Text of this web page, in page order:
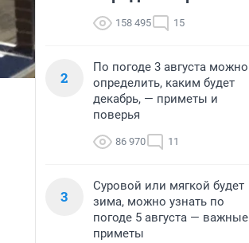
158 495 15
2
По погоде 3 августа можно
определить, каким будет
декабрь, — приметы и
поверья
86 970 11
3
Суровой или мягкой будет
зима, можно узнать по
погоде 5 августа — важные
приметы